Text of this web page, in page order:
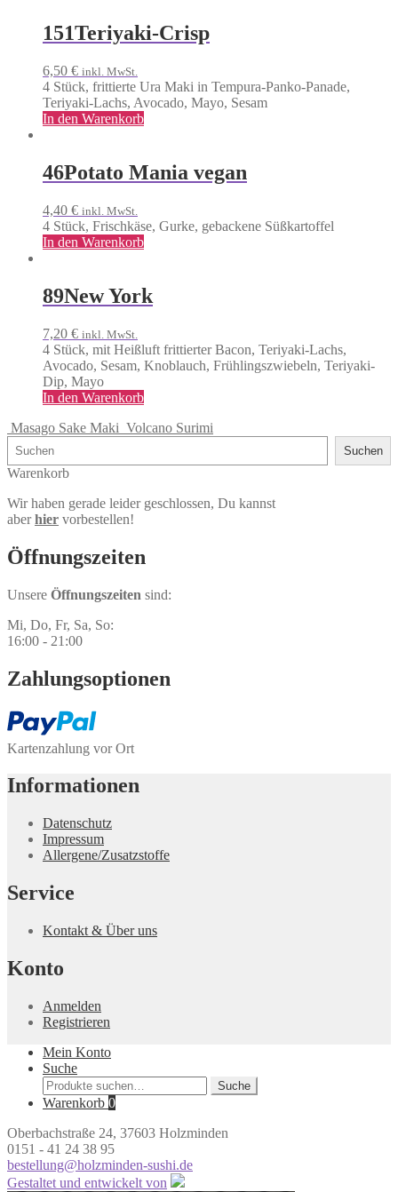
151Teriyaki-Crisp
6,50 € inkl. MwSt.
4 Stück, frittierte Ura Maki in Tempura-Panko-Panade,
Teriyaki-Lachs, Avocado, Mayo, Sesam
In den Warenkorb
46Potato Mania vegan
4,40 € inkl. MwSt.
4 Stück, Frischkäse, Gurke, gebackene Süßkartoffel
In den Warenkorb
89New York
7,20 € inkl. MwSt.
4 Stück, mit Heißluft frittierter Bacon, Teriyaki-Lachs,
Avocado, Sesam, Knoblauch, Frühlingszwiebeln, Teriyaki-
Dip, Mayo
In den Warenkorb
Masago Sake Maki Volcano Surimi
Suchen
Suchen
Warenkorb
Wir haben gerade leider geschlossen, Du kannst
aberhier vorbestellen!
Öffnungs­zeiten
Unsere Öffnungszeiten sind:
Mi, Do, Fr, Sa, So:
16:00 - 21:00
Zahlungs­optionen
Kartenzahlung vor Ort
Informationen
Datenschutz
Impressum
Allergene/Zusatzstoffe
Service
Kontakt & Über uns
Konto
Anmelden
Registrieren
Mein Konto
Suche
Suche
nach:
Suche
Warenkorb 0
Oberbachstraße 24, 37603 Holzminden
0151 - 41 24 38 95
bestellung@holzminden-sushi.de
Gestaltet und entwickelt von